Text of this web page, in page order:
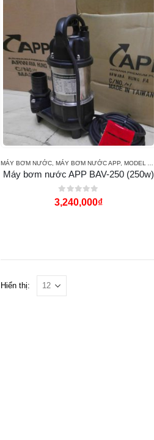
MÁY BƠM NƯỚC MÁY BƠM NƯỚC APP MODEL APP BAV
Máy bơm nước APP BAV-250 (250w)
0out of 5
3,240,000₫
Hiển thị: